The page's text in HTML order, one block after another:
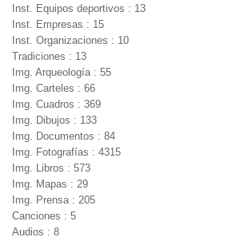
Inst. Equipos deportivos : 13
Inst. Empresas : 15
Inst. Organizaciones : 10
Tradiciones : 13
Img. Arqueología : 55
Img. Carteles : 66
Img. Cuadros : 369
Img. Dibujos : 133
Img. Documentos : 84
Img. Fotografías : 4315
Img. Libros : 573
Img. Mapas : 29
Img. Prensa : 205
Canciones : 5
Audios : 8